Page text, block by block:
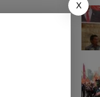
X